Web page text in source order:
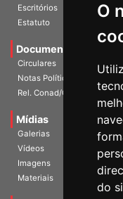
O
do
Escritórios
Estatuto
Documentos
Circulares
Notas Políticas
Rel. Conad/Congresso
Mídias
Galerias
Vídeos
Imagens
Materiais